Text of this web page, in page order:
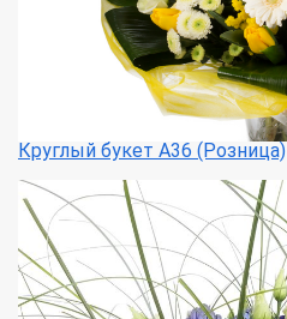
Круглый букет А36 (Розница)